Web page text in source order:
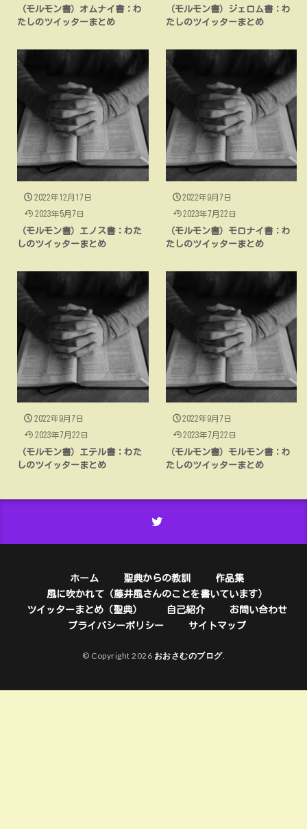
（モルモン書）オムナイ書：わ
たしのツイッターまとめ
（モルモン書）ジェロム書：わ
たしのツイッターまとめ
2022年12月17日
2023年5月7日
（モルモン書）エノス書：わた
しのツイッターまとめ
2022年9月7日
2023年7月22日
（モルモン書）モロナイ書：わ
たしのツイッターまとめ
2022年9月7日
2023年7月22日
（モルモン書）エテル書：わた
しのツイッターまとめ
2022年9月7日
2023年7月22日
（モルモン書）モルモン書：わ
たしのツイッターまとめ
ホーム 聖典からの教訓
作品集
風に吹かれて（藤井風さんのことを書いています）
ツイッターまとめ（聖典）
自己紹介
お問い合わせ
プライバシーポリシー
サイトマップ
© Copyright 2026 おおさむのブログ.